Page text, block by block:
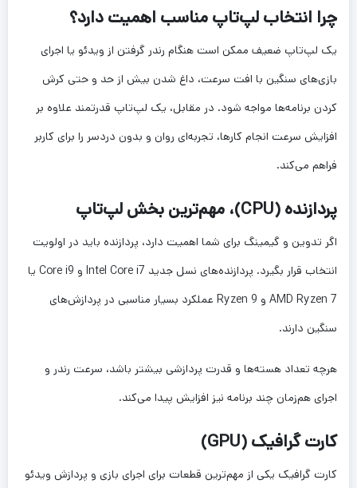
چرا انتخاب لپ‌تاپ مناسب اهمیت دارد؟
یک لپ‌تاپ ضعیف ممکن است هنگام رندر گرفتن از ویدئو یا اجرای
بازی‌های سنگین با افت سرعت، داغ شدن بیش از حد و حتی کرش
کردن برنامه‌ها مواجه شود. در مقابل، یک لپ‌تاپ قدرتمند علاوه بر
افزایش سرعت انجام کارها، تجربه‌ای روان و بدون دردسر را برای کاربر
فراهم می‌کند.
پردازنده (CPU)، مهم‌ترین بخش لپ‌تاپ
اگر تدوین و گیمینگ برای شما اهمیت دارد، پردازنده باید در اولویت
انتخاب قرار بگیرد. پردازنده‌های نسل جدید Intel Core i7 و Core i9 یا
AMD Ryzen 7 و Ryzen 9 عملکرد بسیار مناسبی در پردازش‌های
سنگین دارند.
هرچه تعداد هسته‌ها و قدرت پردازشی بیشتر باشد، سرعت رندر و
اجرای هم‌زمان چند برنامه نیز افزایش پیدا می‌کند.
کارت گرافیک (GPU)
کارت گرافیک یکی از مهم‌ترین قطعات برای اجرای بازی و پردازش ویدئو